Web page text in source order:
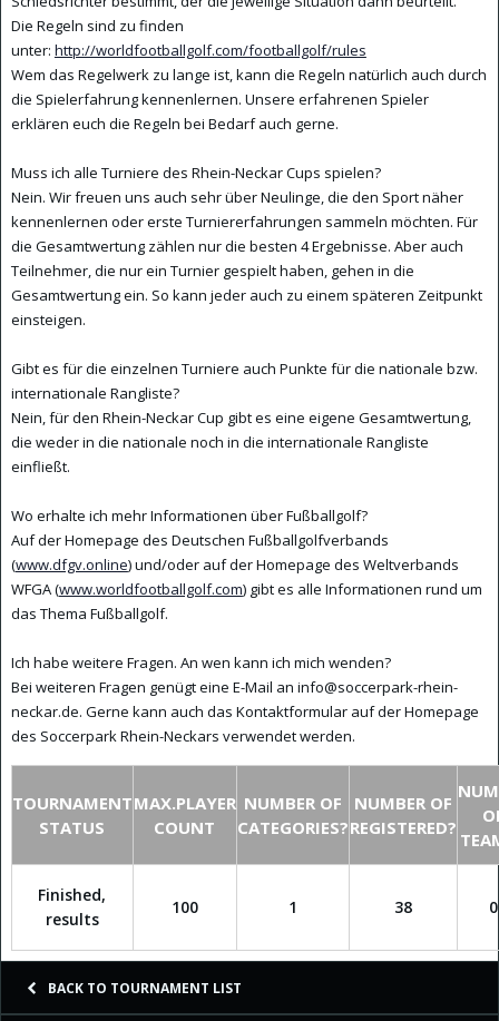
Die Regeln sind zu finden
unter: http://worldfootballgolf.com/footballgolf/rules
Wem das Regelwerk zu lange ist, kann die Regeln natürlich auch durch
die Spielerfahrung kennenlernen. Unsere erfahrenen Spieler
erklären euch die Regeln bei Bedarf auch gerne.
Muss ich alle Turniere des Rhein-Neckar Cups spielen?
Nein. Wir freuen uns auch sehr über Neulinge, die den Sport näher
kennenlernen oder erste Turniererfahrungen sammeln möchten. Für
die Gesamtwertung zählen nur die besten 4 Ergebnisse. Aber auch
Teilnehmer, die nur ein Turnier gespielt haben, gehen in die
Gesamtwertung ein. So kann jeder auch zu einem späteren Zeitpunkt
einsteigen.
Gibt es für die einzelnen Turniere auch Punkte für die nationale bzw.
internationale Rangliste?
Nein, für den Rhein-Neckar Cup gibt es eine eigene Gesamtwertung,
die weder in die nationale noch in die internationale Rangliste
einfließt.
Wo erhalte ich mehr Informationen über Fußballgolf?
Auf der Homepage des Deutschen Fußballgolfverbands
(www.dfgv.online) und/oder auf der Homepage des Weltverbands
WFGA (www.worldfootballgolf.com) gibt es alle Informationen rund um
das Thema Fußballgolf.
Ich habe weitere Fragen. An wen kann ich mich wenden?
Bei weiteren Fragen genügt eine E-Mail an info@soccerpark-rhein-
neckar.de. Gerne kann auch das Kontaktformular auf der Homepage
des Soccerpark Rhein-Neckars verwendet werden.
TOURNAMENT
STATUS
MAX.PLAYER
COUNT
NUMBER OF
CATEGORIES?
NUMBER OF
REGISTERED?
Finished,
results
100 1 38 0
BACK TO TOURNAMENT LIST